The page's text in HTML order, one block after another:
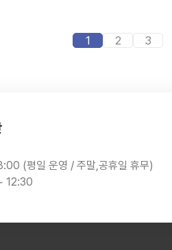
1 2 3
(평일 운영 / 주말,공휴일 휴무)
12:30